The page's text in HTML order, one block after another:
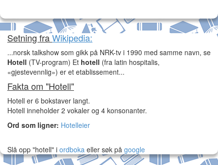
Setning fraWikipedia:
...norsk talkshow som gikk på NRK-tv i 1990 med samme navn, se
Hotell (TV-program) Et hotell (fra latin hospitalis,
«gjestevennlig») er et etablissement...
Fakta om "Hotell"
Hotell er 6 bokstaver langt.
Hotell inneholder 2 vokaler og 4 konsonanter.
Ord som ligner: Hotelleier
Slå opp "hotell" i ordboka eller søk på google